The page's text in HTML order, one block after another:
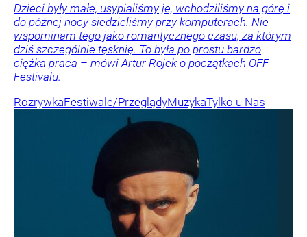
Dzieci były małe, usypialiśmy je, wchodziliśmy na górę i
do późnej nocy siedzieliśmy przy komputerach. Nie
wspominam tego jako romantycznego czasu, za którym
dziś szczególnie tęsknię. To była po prostu bardzo
ciężka praca – mówi Artur Rojek o początkach OFF
Festivalu.
RozrywkaFestiwale/PrzeglądyMuzykaTylko u Nas